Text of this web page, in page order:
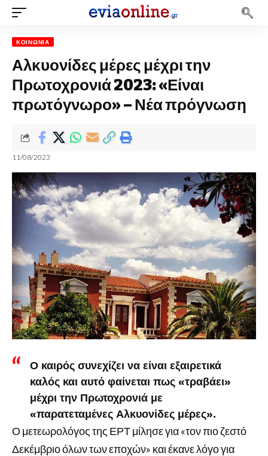
ΚΟΙΝΩΝΊΑ
Αλκυονίδες μέρες μέχρι την
Πρωτοχρονιά 2023: «Είναι
πρωτόγνωρο» – Νέα πρόγνωση
11/08/2023
Ο καιρός συνεχίζει να είναι εξαιρετικά
καλός και αυτό φαίνεται πως «τραβάει»
μέχρι την Πρωτοχρονιά με
«παρατεταμένες Αλκυονίδες μέρες».
Ο μετεωρολόγος της ΕΡΤ μίλησε για «τον πιο ζεστό
Δεκέμβριο όλων των εποχών» και έκανε λόγο για